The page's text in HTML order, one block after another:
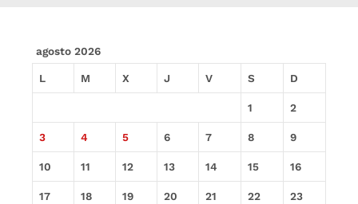
agosto 2026
L M X J V S D
1 2
3 4 5 6 7 8 9
10 11 12 13 14 15 16
17 18 19 20 21 22 23